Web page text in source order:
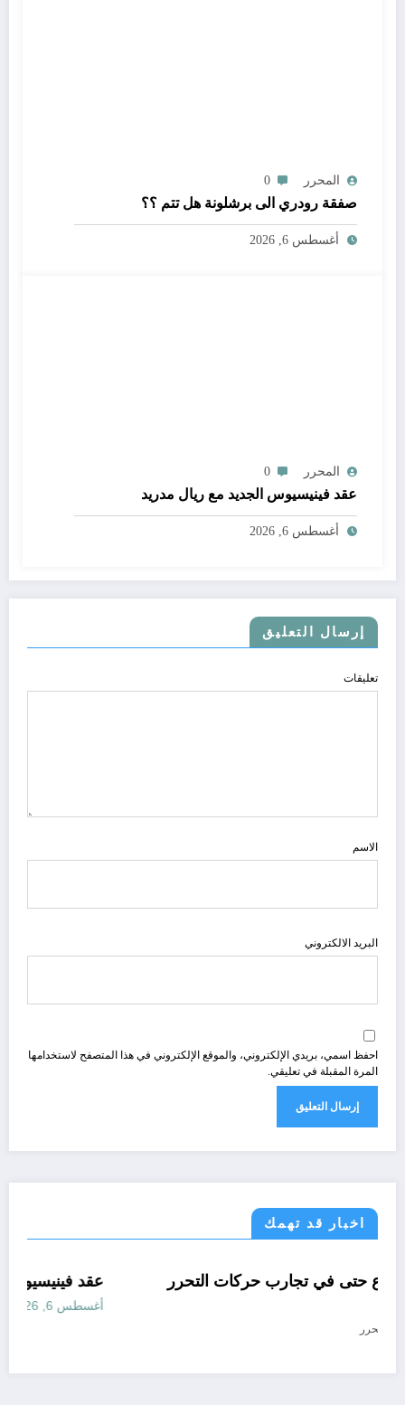
المحرر 0
صفقة رودري الى برشلونة هل تتم ؟؟
أغسطس 6, 2026
المحرر 0
عقد فينيسيوس الجديد مع ريال مدريد
أغسطس 6, 2026
إرسال التعليق
تعليقات
الاسم
البريد الالكتروني
احفظ اسمي، بريدي الإلكتروني، والموقع الإلكتروني في هذا المتصفح لاستخدامها
المرة المقبلة في تعليقي.
اخبار قد تهمك
تعاليق حرة تقارير
النقلي لا يبدع حتى في تجارب حركات التحرر
6, 2026